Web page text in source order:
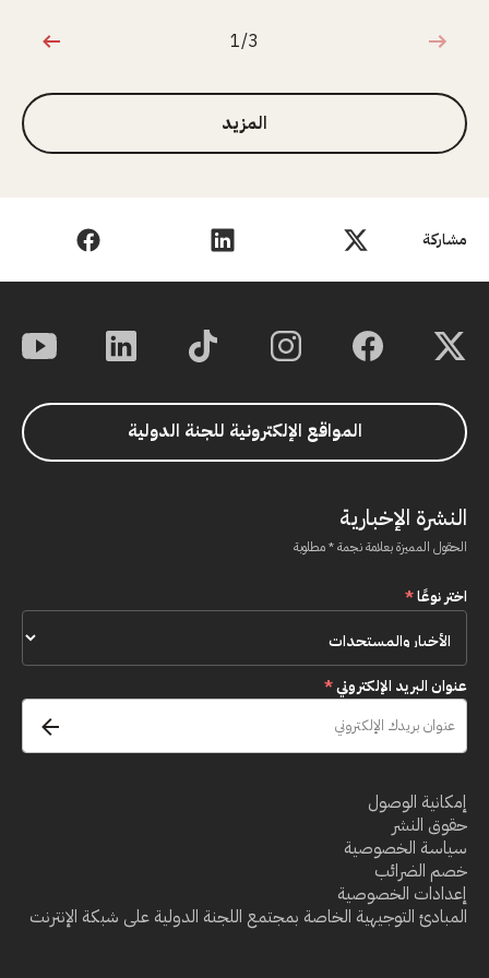
مشاركة
1 من 3
1/3
المزيد
المواقع الإلكترونية للجنة الدولية
النشرة الإخبارية
الحقول المميزة بعلامة نجمة * مطلوبة
اختر نوعًا*
عنوان البريد الإلكتروني*
إمكانية الوصول
حقوق النشر
سياسة الخصوصية
خصم الضرائب
إعدادات الخصوصية
المبادئ التوجيهية الخاصة بمجتمع اللجنة الدولية على شبكة الإنترنت